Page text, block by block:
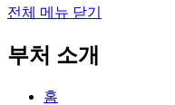
전체 메뉴 닫기
부처 소개
홈